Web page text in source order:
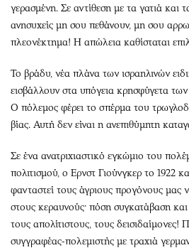
γερασμένη. Σε αντίθεση με τα γατιά και
ανησυχείς μη σου πεθάνουν, μη σου
πλεονέκτημα! Η απώλεια καθίσταται
Το βράδυ, νέα πλάνα των ισραηλινών
εισβάλλουν στα υπόγεια κρησφύγετα
Ο πόλεμος φέρει το σπέρμα του
βίας. Αυτή δεν είναι η ανεπιθύμητη
Σε ένα ανατριχιαστικό εγκώμιο του
πολιτισμού, ο Ερνστ Γιούνγκερ το 1922
φανταστεί τους άγριους προγόνους μας
στους κεραυνούς· πόση συγκατάβαση
τους απολίτιστους, τους δεισιδαίμονες!
συγγραφέας-πολεμιστής με τραχιά